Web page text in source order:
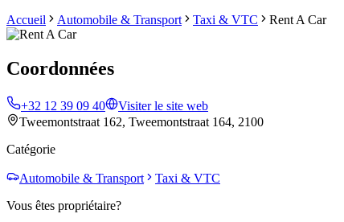
Accueil
Automobile & Transport Taxi & VTC Rent A Car
Coordonnées
+32 12 39 09 40
Visiter le site web
Tweemontstraat 162, Tweemontstraat 164, 2100
Catégorie
Automobile & Transport
Taxi & VTC
Vous êtes propriétaire?